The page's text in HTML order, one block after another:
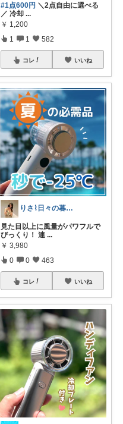
#1点600円 ＼2点自由に選べる
／ 冷却 ...
￥ 1,200
1 1 582
コレ いいね
りさ⌇日々の暮らしをちょっと素敵に
見た目以上に風量がパワフルで
びっくり！ 連 ...
￥ 3,980
0 0 463
コレ いいね